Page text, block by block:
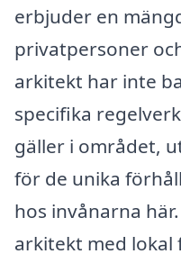
erbjuder en
privatpersoner
arkitekt har inte
specifika
gäller i området,
för de unika
hos invånarna
arkitekt med